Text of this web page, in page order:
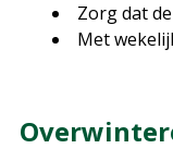
Zorg dat
Met